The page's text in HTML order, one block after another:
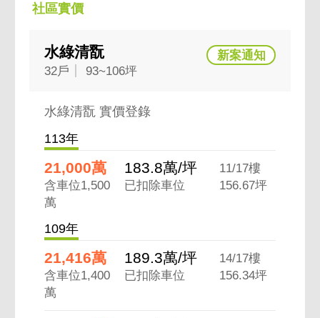
社區實價
水綠清翫
32戶 93~106坪
水綠清翫 實價登錄
113年
21,000萬
含車位1,500
萬
183.8萬/坪
已扣除車位
11/17樓
156.67坪
109年
21,416萬
含車位1,400
萬
189.3萬/坪
已扣除車位
14/17樓
156.34坪